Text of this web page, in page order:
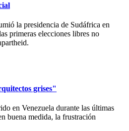
la presidencia de Sudáfrica en
primeras elecciones libres no
grises"
en Venezuela durante las últimas
buena medida, la frustración